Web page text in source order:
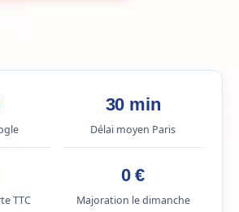
30 min
Délai moyen Paris
TTC
0 €
Majoration le dimanche